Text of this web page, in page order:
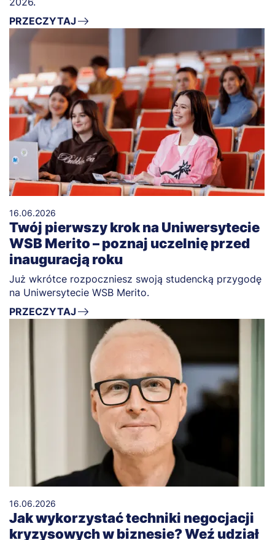
PRZECZYTAJ
16.06.2026
Twój pierwszy krok na Uniwersytecie
WSB Merito – poznaj uczelnię przed
inauguracją roku
Już wkrótce rozpoczniesz swoją studencką przygodę
na Uniwersytecie WSB Merito.
PRZECZYTAJ
16.06.2026
Jak wykorzystać techniki negocjacji
kryzysowych w biznesie? Weź udział